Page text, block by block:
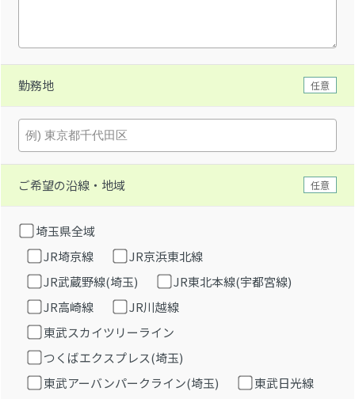
勤務地 任意
ご希望の沿線・地域 任意
埼玉県全域
JR埼京線
JR京浜東北線
JR武蔵野線(埼玉)
JR東北本線(宇都宮線)
JR高崎線
JR川越線
東武スカイツリーライン
つくばエクスプレス(埼玉)
東武アーバンパークライン(埼玉)
東武日光線